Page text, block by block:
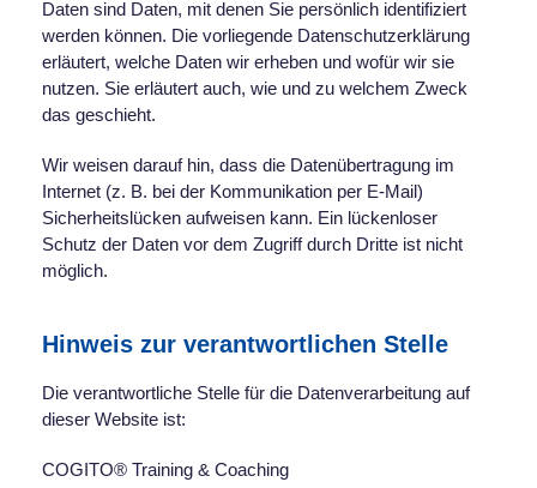
Daten sind Daten, mit denen Sie persönlich identifiziert
werden können. Die vorliegende Datenschutzerklärung
erläutert, welche Daten wir erheben und wofür wir sie
nutzen. Sie erläutert auch, wie und zu welchem Zweck
das geschieht.
Wir weisen darauf hin, dass die Datenübertragung im
Internet (z. B. bei der Kommunikation per E-Mail)
Sicherheitslücken aufweisen kann. Ein lückenloser
Schutz der Daten vor dem Zugriff durch Dritte ist nicht
möglich.
Hinweis zur verantwortlichen Stelle
Die verantwortliche Stelle für die Datenverarbeitung auf
dieser Website ist:
COGITO® Training & Coaching